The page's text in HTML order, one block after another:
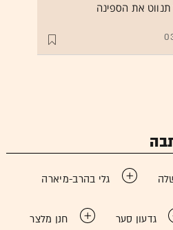
תנווט את הספינה
גלי בהרב-מיארה
גדעון סער חנן מלצר